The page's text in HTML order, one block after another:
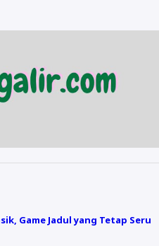
Game Jadul yang Tetap Seru